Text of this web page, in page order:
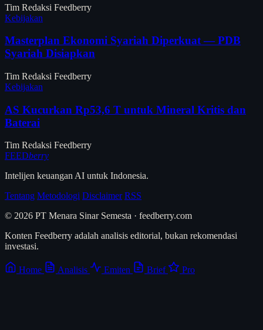
Tim Redaksi Feedberry
Kebijakan
Masterplan Ekonomi Syariah Diperkuat — PDB
Syariah Disiapkan
Tim Redaksi Feedberry
Kebijakan
AS Kucurkan Rp53,6 T untuk Mineral Kritis dan
Baterai
Tim Redaksi Feedberry
FEEDberry
Intelijen keuangan AI untuk Indonesia.
Tentang Metodologi Disclaimer RSS
© 2026 PT Menara Sinar Semesta · feedberry.com
Konten Feedberry adalah analisis editorial, bukan rekomendasi
investasi.
Home Analisis Emiten Brief Pro